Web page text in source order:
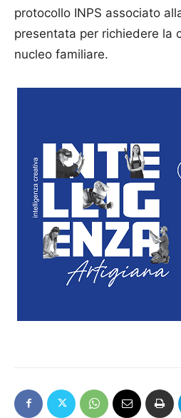
protocollo INPS associato
presentata per richiedere la
nucleo familiare.